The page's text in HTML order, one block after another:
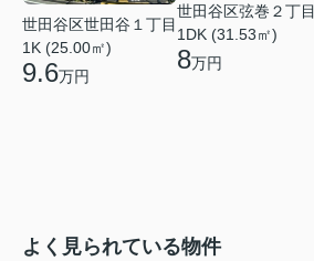
世田谷区世田谷１丁目
1K (25.00㎡)
9.6万円
世田谷区弦巻２丁目
1DK (31.53㎡)
8万円
よく見られている物件